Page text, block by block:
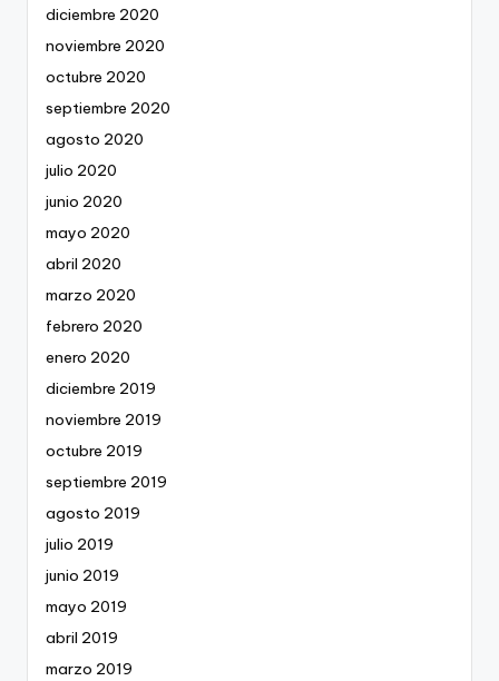
diciembre 2020
noviembre 2020
octubre 2020
septiembre 2020
agosto 2020
julio 2020
junio 2020
mayo 2020
abril 2020
marzo 2020
febrero 2020
enero 2020
diciembre 2019
noviembre 2019
octubre 2019
septiembre 2019
agosto 2019
julio 2019
junio 2019
mayo 2019
abril 2019
marzo 2019